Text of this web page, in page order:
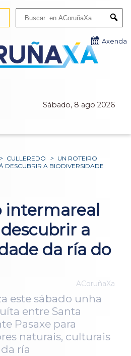
Sábado, 8 ago 2026
Axenda
> CULLEREDO > UN ROTEIRO
DESCUBRIR A BIODIVERSIDADE
intermareal
a
da ría do
ACoruñaXa
este sábado unha
entre Santa
Pasaxe para
naturais, culturais
ría